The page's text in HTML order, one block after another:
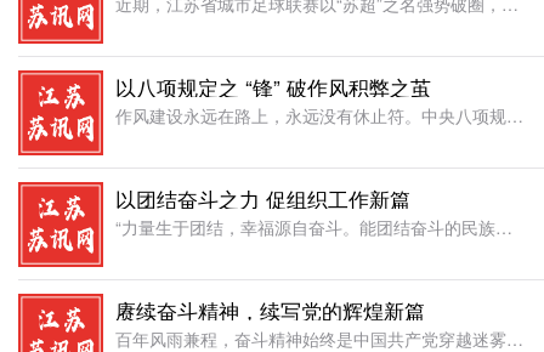
以八项规定之 “锋” 破作风积弊之茧
作风建设永远在路上，永远没有休止符。中央八项规定如同一柄利刃，剖开积弊之茧，以雷霆万钧之势荡涤歪风邪气，在新时代的答卷上书写下激浊扬清的壮丽篇章。这一短短600余字的铁律，似围棋盘上的“胜负手”，一子
以团结奋斗之力 促组织工作新篇
“力量生于团结，幸福源自奋斗。能团结奋斗的民族才有前途，能团结奋斗的政党才能立于不败之地。”在新时代新征程中，组织部门作为党的重要职能部门，肩负着为党和人民事业选贤任能、强基固本的重要使命，组工干部更
赓续奋斗精神，续写党的辉煌新篇
百年风雨兼程，奋斗精神始终是中国共产党穿越迷雾、踏浪前行的精神密码。从石库门到天安门,从兴业路到复兴路，正是一代又一代共产党人以“革命理想高于天”的执着、“敢教日月换新天”的担当、“将改革进行到底”的